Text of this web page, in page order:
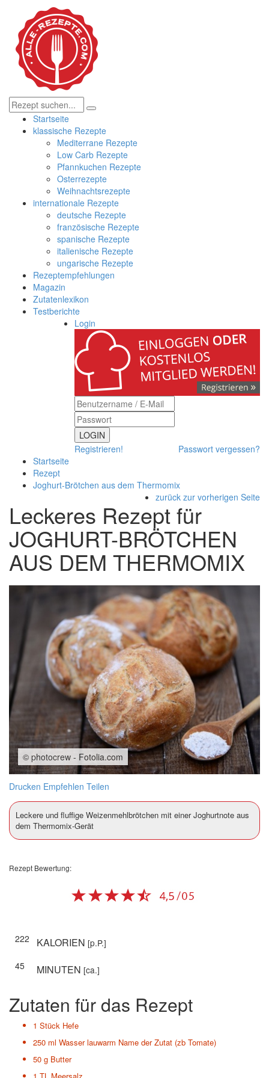
Startseite
klassische Rezepte
Mediterrane Rezepte
Low Carb Rezepte
Pfannkuchen Rezepte
Osterrezepte
Weihnachtsrezepte
internationale Rezepte
deutsche Rezepte
französische Rezepte
spanische Rezepte
italienische Rezepte
ungarische Rezepte
Rezeptempfehlungen
Magazin
Zutatenlexikon
Testberichte
Login
LOGIN
Registrieren!
Passwort vergessen?
Startseite
Rezept
Joghurt-Brötchen aus dem Thermomix
zurück zur vorherigen Seite
Leckeres Rezept für
JOGHURT-BRÖTCHEN
AUS DEM THERMOMIX
© photocrew - Fotolia.com
Drucken Empfehlen Teilen
Leckere und fluffige Weizenmehlbrötchen mit einer Joghurtnote aus
dem Thermomix-Gerät
Rezept Bewertung:
222 KALORIEN [p.P.]
45
MINUTEN [ca.]
Zutaten für das Rezept
1 Stück Hefe
250 ml Wasser lauwarm Name der Zutat (zb Tomate)
50 g Butter
1 TL Meersalz